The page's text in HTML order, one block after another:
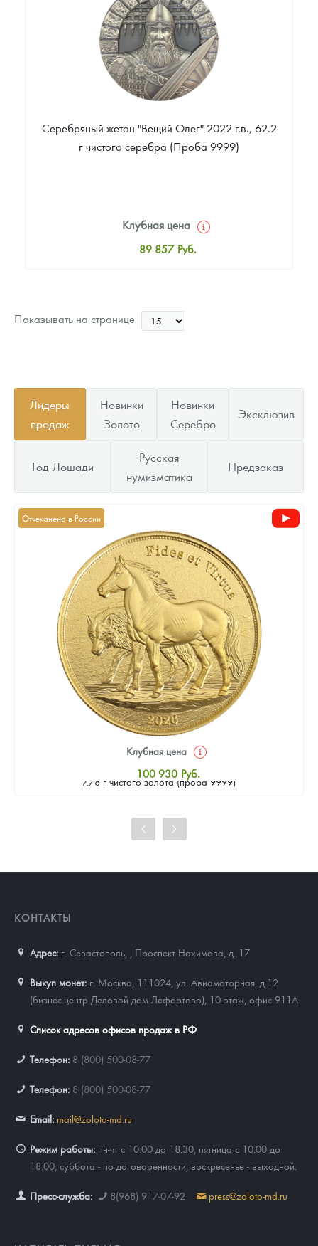
386 728 Руб.
Серебряный жетон "Вещий Олег" 2022 г.в., 62.2
г чистого серебра (Проба 9999)
Клубная цена
89 857 Руб.
Цена выкупа
Звоните
Показывать на странице
Лидеры
продаж
Новинки
Золото
Новинки
Серебро
Эксклюзив
Год Лошади
Русская
нумизматика
Предзаказ
Отчеканено в России
7.78 г чистого золота (проба 9999)
Клубная цена
100 930 Руб.
Стандартная цена
Цена выкупа
КОНТАКТЫ
Адрес: г. Севастополь, Проспект Нахимова, д. 17
Выкуп монет: г. Москва, 111024, ул. Авиамоторная, д.12
(бизнес-центр Деловой дом Лефортово), 10 этаж, офис 911А
Список адресов офисов продаж в РФ
Телефон: 8 (800) 500-08-77
Телефон: 8 (800) 500-08-77
Email: mail@zoloto-md.ru
Режим работы: пн-чт с 10:00 до 18:30, пятница с 10:00 до
18:00, суббота - по договоренности, воскресенье - выходной.
Пресс-служба: 8(968) 917-07-92 press@zoloto-md.ru